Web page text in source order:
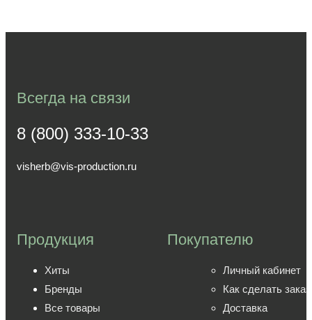
Всегда на связи
8 (800) 333-10-33
visherb@vis-production.ru
Продукция
Хиты
Бренды
Все товары
Покупателю
Личный кабинет
Как сделать заказ
Доставка